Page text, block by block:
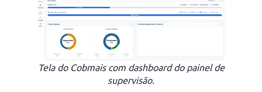
Tela do Cobmais com dashboard do painel de
supervisão.